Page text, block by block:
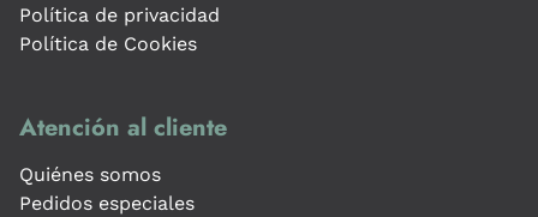
Política de privacidad
Política de Cookies
Atención al cliente
Quiénes somos
Pedidos especiales